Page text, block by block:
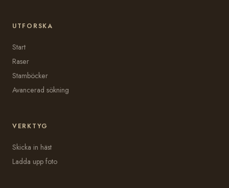
UTFORSKA
Start
Raser
Stamböcker
Avancerad sökning
VERKTYG
Skicka in häst
Ladda upp foto